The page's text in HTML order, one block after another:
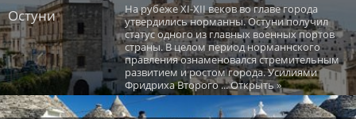
Остуни
На рубеже XI-XII веков во главе города
утвердились норманны. Остуни получил
статус одного из главных военных портов
страны. В целом период норманнского
правления ознаменовался стремительным
развитием и ростом города. Усилиями
Фридриха Второго ... Открыть »